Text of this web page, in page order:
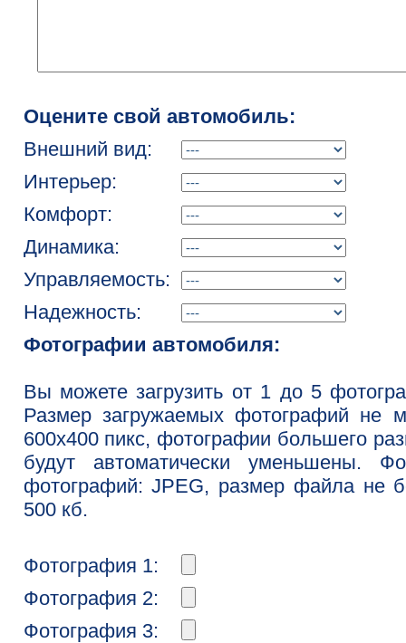
Оцените свой автомобиль:
Внешний вид:
Интерьер:
Комфорт:
Динамика:
Управляемость:
Надежность:
Фотографии автомобиля:
Вы можете загрузить от 1 до 5
Размер загружаемых фотографий не
600x400 пикс, фотографии большего
будут автоматически уменьшены.
фотографий: JPEG, размер файла не
500 кб.
Фотография 1:
Фотография 2:
Фотография 3: